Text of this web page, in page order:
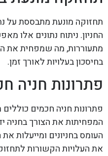
תחזוקה מונעת מתבססת על
החניון. ניתוח נתונים אלו
מתעוררות, מה שמפחית את
בחיסכון בעלויות לאורך זמן.
פתרונות חניה
פתרונות חניה חכמים כוללים
המפחיתות את הצורך בחניה
העומס בחניונים ומייעלות
את העלויות הקשורות